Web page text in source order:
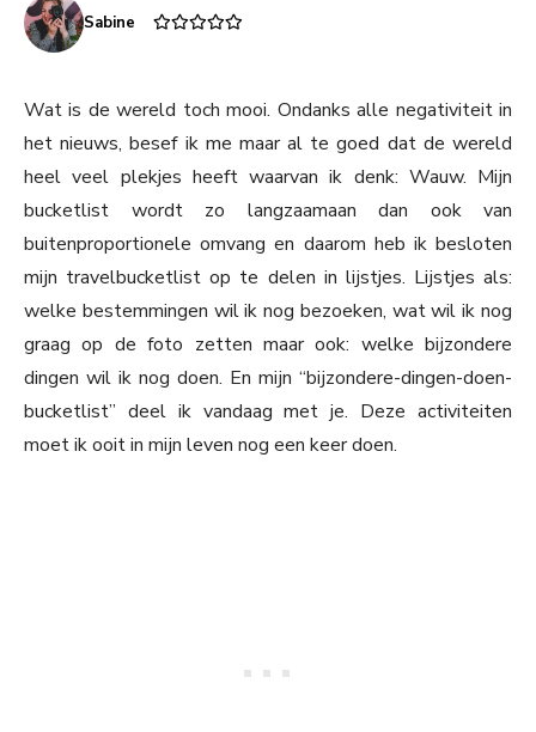
Sabine
Wat is de wereld toch mooi. Ondanks alle negativiteit in
het nieuws, besef ik me maar al te goed dat de wereld
heel veel plekjes heeft waarvan ik denk: Wauw. Mijn
bucketlist wordt zo langzaamaan dan ook van
buitenproportionele omvang en daarom heb ik besloten
mijn travelbucketlist op te delen in lijstjes. Lijstjes als:
welke bestemmingen wil ik nog bezoeken, wat wil ik nog
graag op de foto zetten maar ook: welke bijzondere
dingen wil ik nog doen. En mijn “bijzondere-dingen-doen-
bucketlist” deel ik vandaag met je. Deze activiteiten
moet ik ooit in mijn leven nog een keer doen.